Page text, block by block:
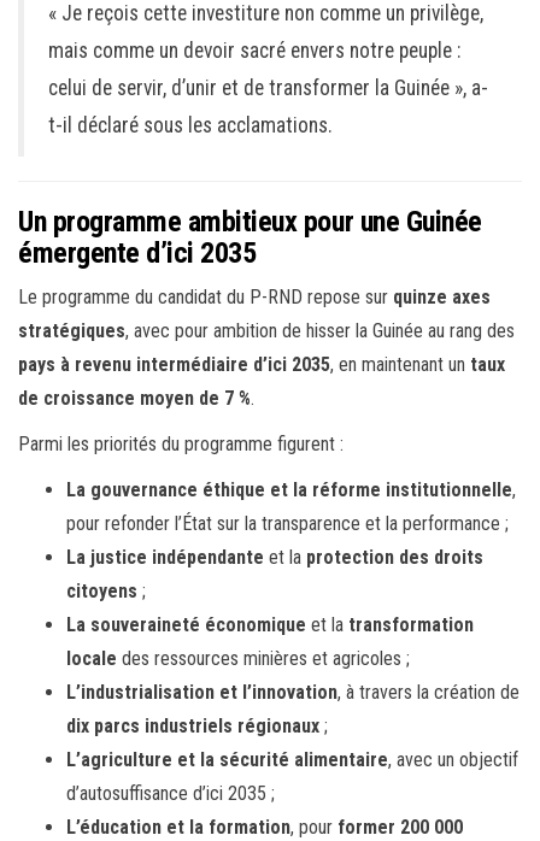
« Je reçois cette investiture non comme un privilège,
mais comme un devoir sacré envers notre peuple :
celui de servir, d’unir et de transformer la Guinée », a-
t-il déclaré sous les acclamations.
Un programme ambitieux pour une Guinée
émergente d’ici 2035
Le programme du candidat du P-RND repose sur quinze axes
stratégiques, avec pour ambition de hisser la Guinée au rang des
pays à revenu intermédiaire d’ici 2035, en maintenant un taux
de croissance moyen de 7 %.
Parmi les priorités du programme figurent :
La gouvernance éthique et la réforme institutionnelle,
pour refonder l’État sur la transparence et la performance ;
La justice indépendante et la protection des droits
citoyens ;
La souveraineté économique et la transformation
locale des ressources minières et agricoles ;
L’industrialisation et l’innovation, à travers la création de
dix parcs industriels régionaux ;
L’agriculture et la sécurité alimentaire, avec un objectif
d’autosuffisance d’ici 2035 ;
L’éducation et la formation, pour former 200 000